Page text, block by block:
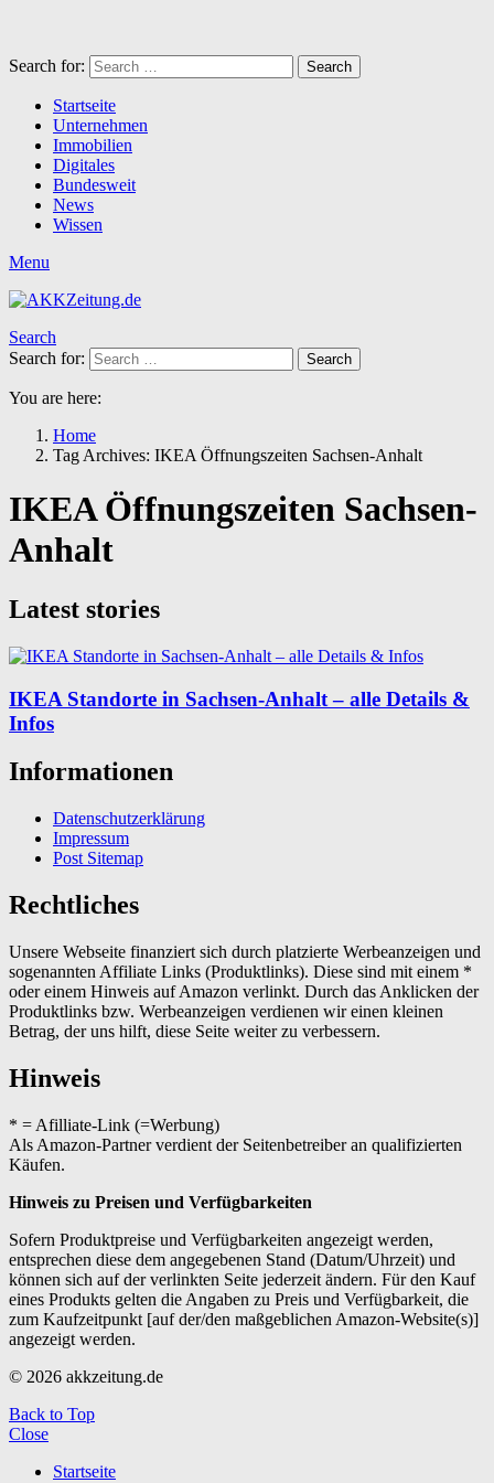
Search for: Search
Startseite
Unternehmen
Immobilien
Digitales
Bundesweit
News
Wissen
Menu
Search
Search for:
Search
You are here:
Home
Tag Archives: IKEA Öffnungszeiten Sachsen-Anhalt
IKEA Öffnungszeiten Sachsen-
Anhalt
Latest stories
IKEA Standorte in Sachsen-Anhalt – alle Details &
Infos
Informationen
Datenschutzerklärung
Impressum
Post Sitemap
Rechtliches
Unsere Webseite finanziert sich durch platzierte Werbeanzeigen und
sogenannten Affiliate Links (Produktlinks). Diese sind mit einem *
oder einem Hinweis auf Amazon verlinkt. Durch das Anklicken der
Produktlinks bzw. Werbeanzeigen verdienen wir einen kleinen
Betrag, der uns hilft, diese Seite weiter zu verbessern.
Hinweis
* = Afilliate-Link (=Werbung)
Als Amazon-Partner verdient der Seitenbetreiber an qualifizierten
Käufen.
Hinweis zu Preisen und Verfügbarkeiten
Sofern Produktpreise und Verfügbarkeiten angezeigt werden,
entsprechen diese dem angegebenen Stand (Datum/Uhrzeit) und
können sich auf der verlinkten Seite jederzeit ändern. Für den Kauf
eines Produkts gelten die Angaben zu Preis und Verfügbarkeit, die
zum Kaufzeitpunkt [auf der/den maßgeblichen Amazon-Website(s)]
angezeigt werden.
© 2026 akkzeitung.de
Back to Top
Close
Startseite